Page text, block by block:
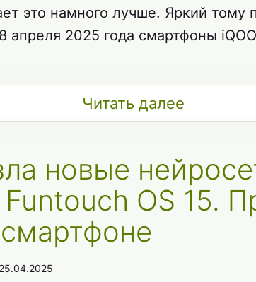
это намного лучше. Яркий
апреля 2025 года смартфоны
Читать далее
новые
OS 15.
25.04.2025